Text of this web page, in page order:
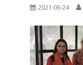
2021-06-24